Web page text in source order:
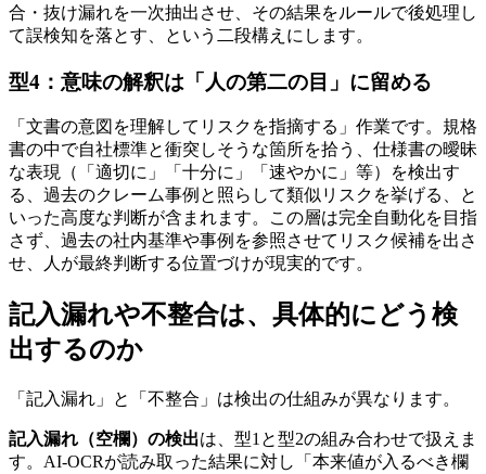
合・抜け漏れを一次抽出させ、その結果をルールで後処理し
て誤検知を落とす、という二段構えにします。
型4：意味の解釈は「人の第二の目」に留める
「文書の意図を理解してリスクを指摘する」作業です。規格
書の中で自社標準と衝突しそうな箇所を拾う、仕様書の曖昧
な表現（「適切に」「十分に」「速やかに」等）を検出す
る、過去のクレーム事例と照らして類似リスクを挙げる、と
いった高度な判断が含まれます。この層は完全自動化を目指
さず、過去の社内基準や事例を参照させてリスク候補を出さ
せ、人が最終判断する位置づけが現実的です。
記入漏れや不整合は、具体的にどう検
出するのか
「記入漏れ」と「不整合」は検出の仕組みが異なります。
記入漏れ（空欄）の検出は、型1と型2の組み合わせで扱えま
す。AI-OCRが読み取った結果に対し「本来値が入るべき欄